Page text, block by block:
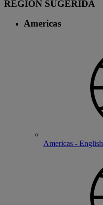
REGIÓN SUGERIDA
Americas
Americas - English